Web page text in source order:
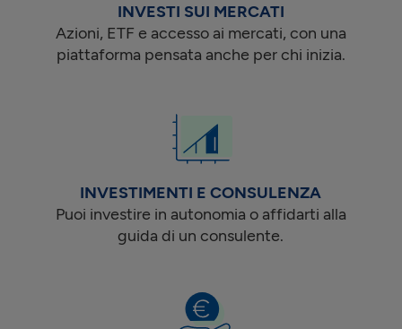
INVESTI SUI MERCATI
Azioni, ETF e accesso ai mercati, con una
piattaforma pensata anche per chi inizia.
INVESTIMENTI E CONSULENZA
Puoi investire in autonomia o affidarti alla
guida di un consulente.